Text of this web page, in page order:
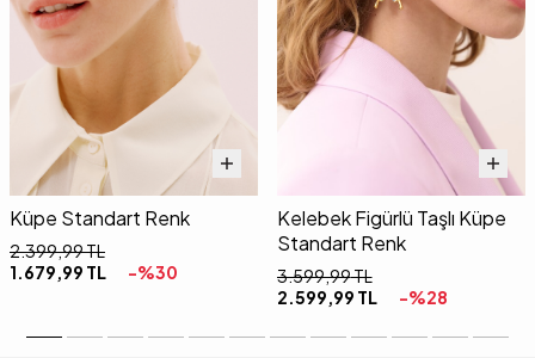
Küpe Standart Renk
2.399,99TL
1.679,99 TL -%30
Kelebek Figürlü Taşlı Küpe
Standart Renk
3.599,99TL
2.599,99 TL -%28